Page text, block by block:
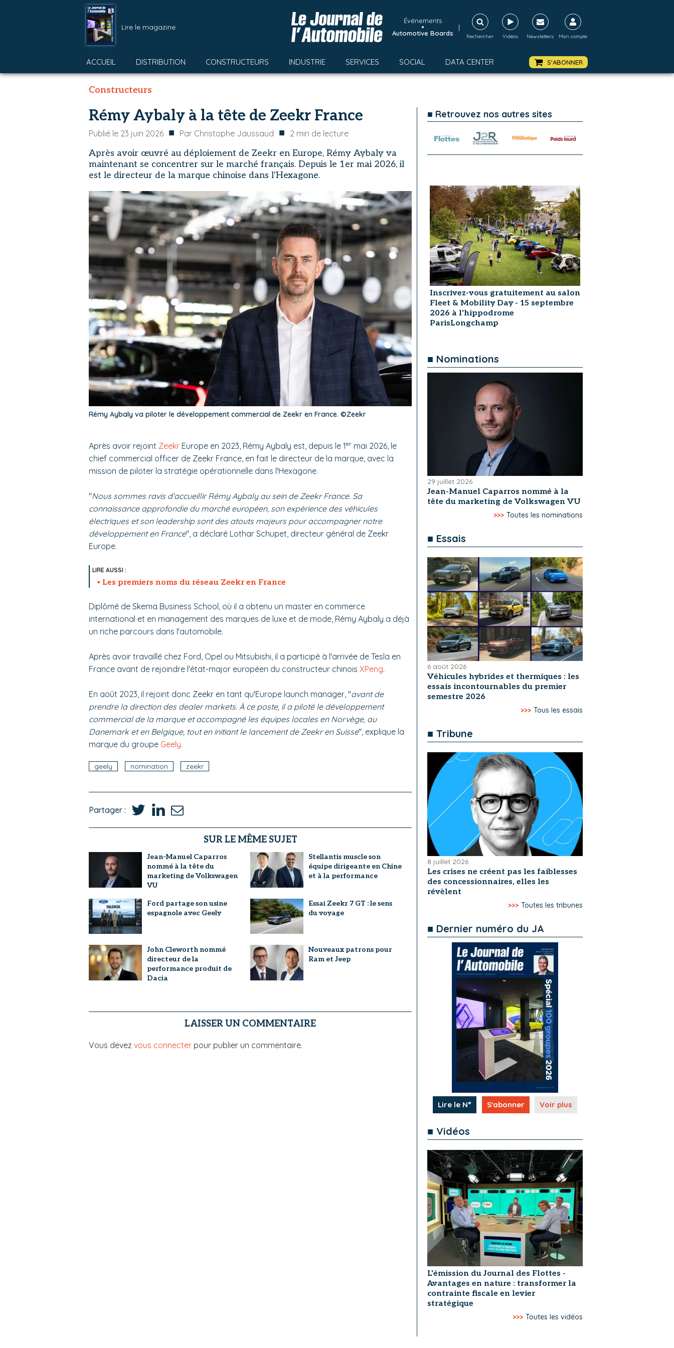
Lire le magazine
Événements
•
Automotive Boards
|
Rechercher Vidéos Newsletters Mon compte
ACCUEIL DISTRIBUTION CONSTRUCTEURS INDUSTRIE SERVICES SOCIAL DATA CENTER S'ABONNER
Constructeurs
Rémy Aybaly à la tête de Zeekr France
Publié le 23 juin 2026 ■ Par Christophe Jaussaud ■ 2 min de lecture
Après avoir œuvré au déploiement de Zeekr en Europe, Rémy Aybaly va
maintenant se concentrer sur le marché français. Depuis le 1er mai 2026, il
est le directeur de la marque chinoise dans l'Hexagone.
Rémy Aybaly va piloter le développement commercial de Zeekr en France. ©Zeekr
Après avoir rejoint Zeekr Europe en 2023, Rémy Aybaly est, depuis le 1er mai 2026, le
chief commercial officer de Zeekr France, en fait le directeur de la marque, avec la
mission de piloter la stratégie opérationnelle dans l'Hexagone.
"Nous sommes ravis d’accueillir Rémy Aybaly au sein de Zeekr France. Sa
connaissance approfondie du marché européen, son expérience des véhicules
électriques et son leadership sont des atouts majeurs pour accompagner notre
développement en France", a déclaré Lothar Schupet, directeur général de Zeekr
Europe.
Les premiers noms du réseau Zeekr en France
Diplômé de Skema Business School, où il a obtenu un master en commerce
international et en management des marques de luxe et de mode, Rémy Aybaly a déjà
un riche parcours dans l'automobile.
Après avoir travaillé chez Ford, Opel ou Mitsubishi, il a participé à l'arrivée de Tesla en
France avant de rejoindre l'état-major européen du constructeur chinois XPeng.
En août 2023, il rejoint donc Zeekr en tant qu'Europe launch manager, "avant de
prendre la direction des dealer markets. À ce poste, il a piloté le développement
commercial de la marque et accompagné les équipes locales en Norvège, au
Danemark et en Belgique, tout en initiant le lancement de Zeekr en Suisse", explique la
marque du groupe Geely.
geely nomination zeekr
Partager :
SUR LE MÊME SUJET
Jean-Manuel Caparros
nommé à la tête du
marketing de Volkswagen
VU
Stellantis muscle son
équipe dirigeante en Chine
et à la performance
Ford partage son usine
espagnole avec Geely
Essai Zeekr 7 GT : le sens
du voyage
John Cleworth nommé
directeur de la
performance produit de
Dacia
Nouveaux patrons pour
Ram et Jeep
LAISSER UN COMMENTAIRE
Vous devez vous connecter pour publier un commentaire.
■ Retrouvez nos autres sites
Inscrivez-vous gratuitement au salon
Fleet & Mobility Day - 15 septembre
2026 à l'hippodrome
ParisLongchamp
■ Nominations
29 juillet 2026
Jean-Manuel Caparros nommé à la
tête du marketing de Volkswagen VU
>>> Toutes les nominations
■ Essais
6 août 2026
Véhicules hybrides et thermiques : les
essais incontournables du premier
semestre 2026
>>> Tous les essais
■ Tribune
8 juillet 2026
Les crises ne créent pas les faiblesses
des concessionnaires, elles les
révèlent
>>> Toutes les tribunes
■ Dernier numéro du JA
Lire le N° S'abonner Voir plus
■ Vidéos
L'émission du Journal des Flottes -
Avantages en nature : transformer la
contrainte fiscale en levier
stratégique
>>> Toutes les vidéos